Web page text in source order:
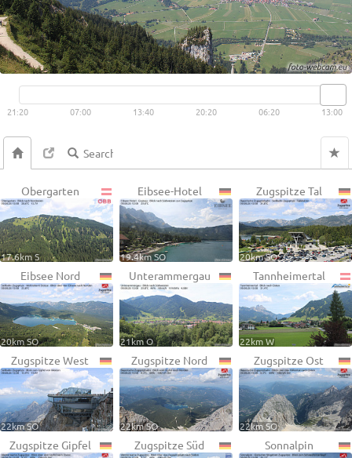
Live video available → View
21:20 07:00 13:40 20:20 06:20 13:00
Obergarten
17.6km S
Eibsee-Hotel
19.4km SO
Zugspitze Tal
20km SO
Eibsee Nord
20km SO
Unterammergau
21km O
Tannheimertal
22km W
Zugspitze West
22km SO
Zugspitze Nord
22km SO
Zugspitze Ost
22km SO
Zugspitze Gipfel Zugspitze Süd Sonnalpin